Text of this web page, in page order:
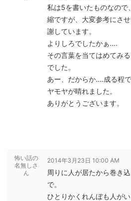
私は5を書いたものなので
縮ですが、大変参考にさ
謝しています。
よりしろでしたかぁ....
その言葉を当てはめてみ
でした。
あー、だからか....成る程
ヤモヤが晴れました。
ありがとうございます。
怖い話の
名無しさ
ん
2014年3月23日 10:00 AM
周りに人が居たから巻き
で。
ひとりかくれんぼも人が